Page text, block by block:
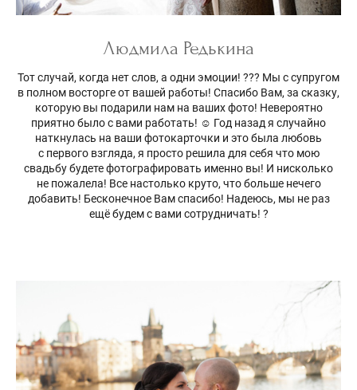
Людмила Редькина
Тот случай, когда нет слов, а одни эмоции! ??? Мы с супругом
в полном восторге от вашей работы! Спасибо Вам, за сказку,
которую вы подарили нам на ваших фото! Невероятно
приятно было с вами работать! ☺️ Год назад я случайно
наткнулась на ваши фотокарточки и это была любовь
с первого взгляда, я просто решила для себя что мою
свадьбу будете фотографировать именно вы! И нисколько
не пожалела! Все настолько круто, что больше нечего
добавить! Бесконечное Вам спасибо! Надеюсь, мы не раз
ещё будем с вами сотрудничать! ?